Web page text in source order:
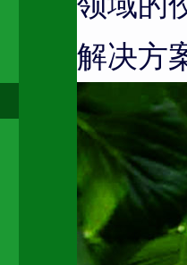
解决方